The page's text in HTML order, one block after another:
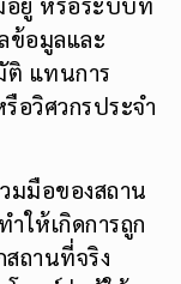
อยู่ หรือระบบที่
ข้อมูลและ
ติ แทนการ
อวิศวกรประจำ
มมือของสถาน
ให้เกิดการถูก
สถานที่จริง